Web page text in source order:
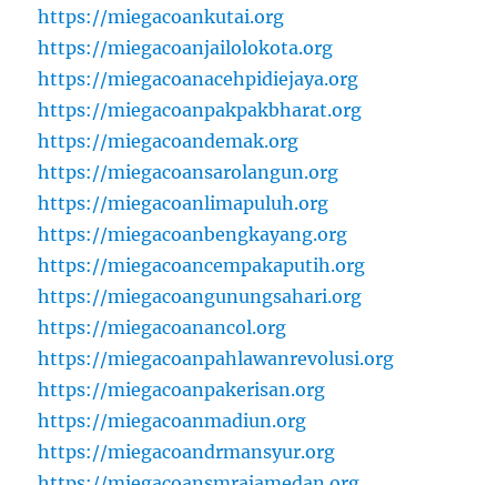
https://miegacoankutai.org
https://miegacoanjailolokota.org
https://miegacoanacehpidiejaya.org
https://miegacoanpakpakbharat.org
https://miegacoandemak.org
https://miegacoansarolangun.org
https://miegacoanlimapuluh.org
https://miegacoanbengkayang.org
https://miegacoancempakaputih.org
https://miegacoangunungsahari.org
https://miegacoanancol.org
https://miegacoanpahlawanrevolusi.org
https://miegacoanpakerisan.org
https://miegacoanmadiun.org
https://miegacoandrmansyur.org